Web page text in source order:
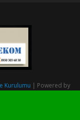
Kurulumu | Powered by